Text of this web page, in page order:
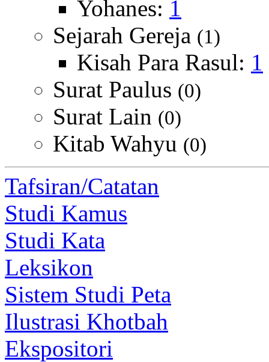
Yohanes: 1
Sejarah Gereja (1)
Kisah Para Rasul: 1
Surat Paulus (0)
Surat Lain (0)
Kitab Wahyu (0)
Tafsiran/Catatan
Studi Kamus
Studi Kata
Leksikon
Sistem Studi Peta
Ilustrasi Khotbah
Ekspositori